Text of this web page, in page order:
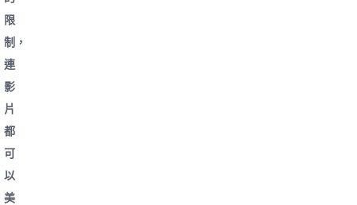
限
制，
連
影
片
都
可
以
美